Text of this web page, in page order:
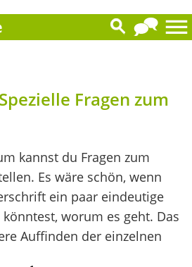
Fragen zum
kannst du Fragen zum
Es wäre schön, wenn
ein paar eindeutige
worum es geht. Das
Auffinden der einzelnen